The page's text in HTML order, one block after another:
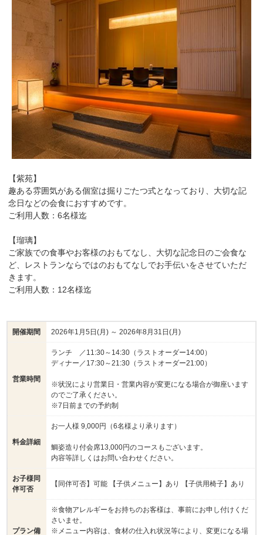
【紫苑】
趣ある雰囲気がある個室は掘りごたつ式となっており、大切な記
念日などの会食におすすめです。
ご利用人数：6名様迄
【瑠璃】
ご家族での食事やお客様のおもてなし、大切な記念日のご会食な
ど、レストランならではのおもてなしでお手伝いをさせていただ
きます。
ご利用人数：12名様迄
開催期間 2026年1月5日(月) ～ 2026年8月31日(月)
営業時間
ランチ ／11:30～14:30（ラストオーダー14:00）
ディナー／17:30～21:30（ラストオーダー21:00）
※状況により営業日・営業内容が変更になる場合が御座います
のでご了承ください。
※7日前までの予約制
料金詳細
お一人様 9,000円（6名様より承ります）
鯛姿造り付会席13,000円のコースもございます。
内容等詳しくはお問い合わせください。
お子様同
伴可否
【同伴可否】可能 【子供メニュー】あり 【子供用椅子】あり
プラン備
※食物アレルギーをお持ちのお客様は、事前にお申し付けくだ
さいませ。
※メニュー内容は、食材の仕入れ状況等により、変更になる場